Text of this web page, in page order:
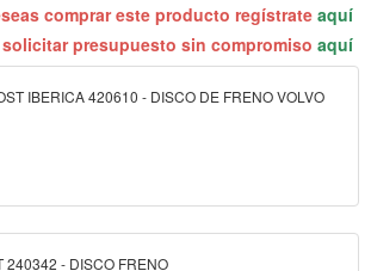
comprar este producto regístrate aquí
presupuesto sin compromiso aquí
IBERICA 420610 - DISCO DE FRENO VOLVO
240342 - DISCO FRENO